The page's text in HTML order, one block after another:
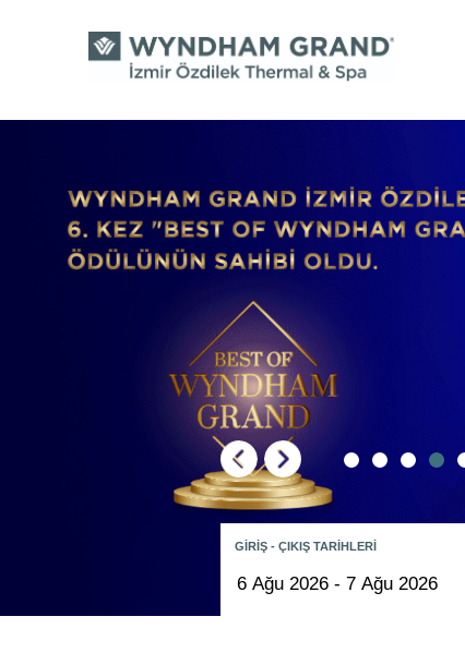
GİRİŞ - ÇIKIŞ TARİHLERİ